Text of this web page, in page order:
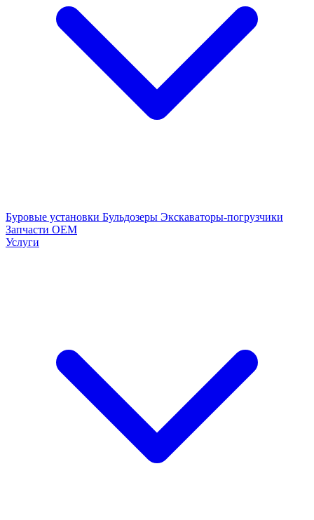
Буровые установки Бульдозеры Экскаваторы-погрузчики
Запчасти OEM
Услуги